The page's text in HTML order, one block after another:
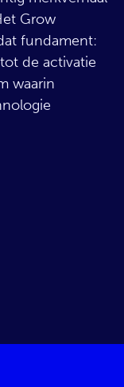
Grow
fundament:
de activatie
waarin